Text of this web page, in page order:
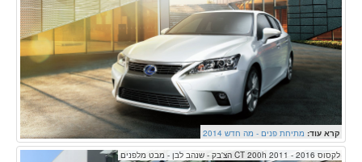
קרא עוד: מתיחת פנים - מה חדש 2014
לקסוס CT 200h 2011 - 2016 הצ'בק - שנהב לבן - מבט מלפנים